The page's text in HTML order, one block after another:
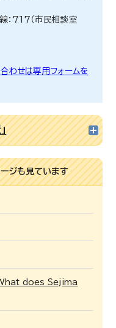
：717（市民相談室
わせは専用フォームを
ジも見ています
What does Sejima